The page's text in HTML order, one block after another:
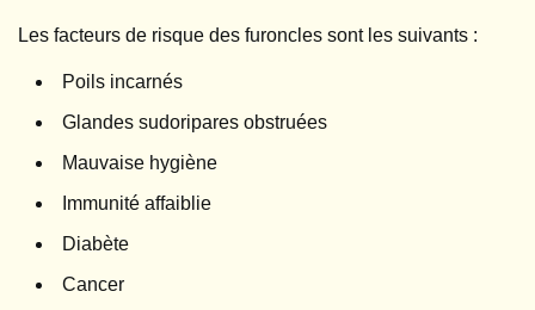
Les facteurs de risque des furoncles sont les suivants :
Poils incarnés
Glandes sudoripares obstruées
Mauvaise hygiène
Immunité affaiblie
Diabète
Cancer